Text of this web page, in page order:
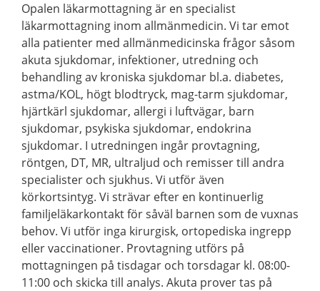
Opalen läkarmottagning är en specialist
läkarmottagning inom allmänmedicin. Vi tar emot
alla patienter med allmänmedicinska frågor såsom
akuta sjukdomar, infektioner, utredning och
behandling av kroniska sjukdomar bl.a. diabetes,
astma/KOL, högt blodtryck, mag-tarm sjukdomar,
hjärtkärl sjukdomar, allergi i luftvägar, barn
sjukdomar, psykiska sjukdomar, endokrina
sjukdomar. I utredningen ingår provtagning,
röntgen, DT, MR, ultraljud och remisser till andra
specialister och sjukhus. Vi utför även
körkortsintyg. Vi strävar efter en kontinuerlig
familjeläkarkontakt för såväl barnen som de vuxnas
behov. Vi utför inga kirurgisk, ortopediska ingrepp
eller vaccinationer. Provtagning utförs på
mottagningen på tisdagar och torsdagar kl. 08:00-
11:00 och skicka till analys. Akuta prover tas på